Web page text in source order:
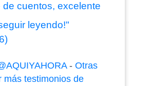
de cuentos, excelente
leyendo!"
- Otras
más testimonios de